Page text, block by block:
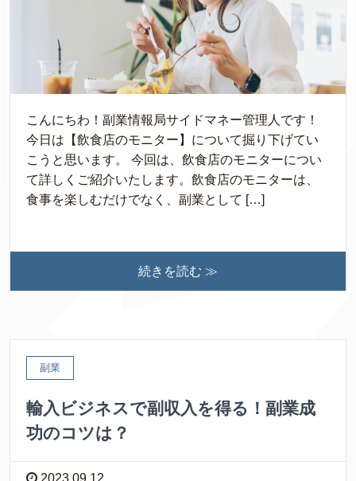
こんにちわ！副業情報局サイドマネー管理人です！
今日は【飲食店のモニター】について掘り下げてい
こうと思います。 今回は、飲食店のモニターについ
て詳しくご紹介いたします。飲食店のモニターは、
食事を楽しむだけでなく、副業として […]
続きを読む ≫
副業
輸入ビジネスで副収入を得る！副業成
功のコツは？
2023.09.12